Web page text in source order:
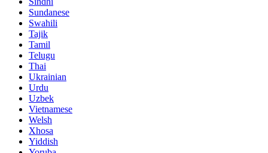
Sundanese
Swahili
Tajik
Tamil
Telugu
Thai
Ukrainian
Urdu
Uzbek
Vietnamese
Welsh
Xhosa
Yiddish